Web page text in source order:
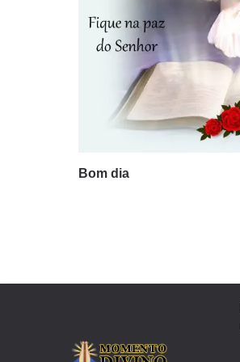
Bom dia